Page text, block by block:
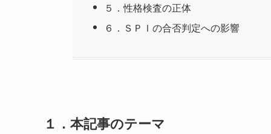
５．性格検査の正体
６．ＳＰＩの合否判定への影響
１．本記事のテーマ